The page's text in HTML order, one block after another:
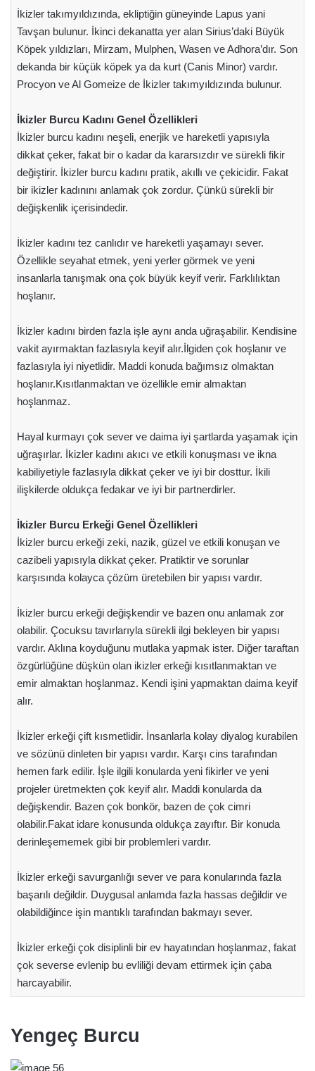
İkizler takımyıldızında, ekliptiğin güneyinde Lapus yani
Tavşan bulunur. İkinci dekanatta yer alan Sirius’daki Büyük
Köpek yıldızları, Mirzam, Mulphen, Wasen ve Adhora’dır. Son
dekanda bir küçük köpek ya da kurt (Canis Minor) vardır.
Procyon ve Al Gomeize de İkizler takımyıldızında bulunur.
İkizler Burcu Kadını Genel Özellikleri
İkizler burcu kadını neşeli, enerjik ve hareketli yapısıyla
dikkat çeker, fakat bir o kadar da kararsızdır ve sürekli fikir
değiştirir. İkizler burcu kadını pratik, akıllı ve çekicidir. Fakat
bir ikizler kadınını anlamak çok zordur. Çünkü sürekli bir
değişkenlik içerisindedir.
İkizler kadını tez canlıdır ve hareketli yaşamayı sever.
Özellikle seyahat etmek, yeni yerler görmek ve yeni
insanlarla tanışmak ona çok büyük keyif verir. Farklılıktan
hoşlanır.
İkizler kadını birden fazla işle aynı anda uğraşabilir. Kendisine
vakit ayırmaktan fazlasıyla keyif alır.İlgiden çok hoşlanır ve
fazlasıyla iyi niyetlidir. Maddi konuda bağımsız olmaktan
hoşlanır.Kısıtlanmaktan ve özellikle emir almaktan
hoşlanmaz.
Hayal kurmayı çok sever ve daima iyi şartlarda yaşamak için
uğraşırlar. İkizler kadını akıcı ve etkili konuşması ve ikna
kabiliyetiyle fazlasıyla dikkat çeker ve iyi bir dosttur. İkili
ilişkilerde oldukça fedakar ve iyi bir partnerdirler.
İkizler Burcu Erkeği Genel Özellikleri
İkizler burcu erkeği zeki, nazik, güzel ve etkili konuşan ve
cazibeli yapısıyla dikkat çeker. Pratiktir ve sorunlar
karşısında kolayca çözüm üretebilen bir yapısı vardır.
İkizler burcu erkeği değişkendir ve bazen onu anlamak zor
olabilir. Çocuksu tavırlarıyla sürekli ilgi bekleyen bir yapısı
vardır. Aklına koyduğunu mutlaka yapmak ister. Diğer taraftan
özgürlüğüne düşkün olan ikizler erkeği kısıtlanmaktan ve
emir almaktan hoşlanmaz. Kendi işini yapmaktan daima keyif
alır.
İkizler erkeği çift kısmetlidir. İnsanlarla kolay diyalog kurabilen
ve sözünü dinleten bir yapısı vardır. Karşı cins tarafından
hemen fark edilir. İşle ilgili konularda yeni fikirler ve yeni
projeler üretmekten çok keyif alır. Maddi konularda da
değişkendir. Bazen çok bonkör, bazen de çok cimri
olabilir.Fakat idare konusunda oldukça zayıftır. Bir konuda
derinleşememek gibi bir problemleri vardır.
İkizler erkeği savurganlığı sever ve para konularında fazla
başarılı değildir. Duygusal anlamda fazla hassas değildir ve
olabildiğince işin mantıklı tarafından bakmayı sever.
İkizler erkeği çok disiplinli bir ev hayatından hoşlanmaz, fakat
çok severse evlenip bu evliliği devam ettirmek için çaba
harcayabilir.
Yengeç Burcu